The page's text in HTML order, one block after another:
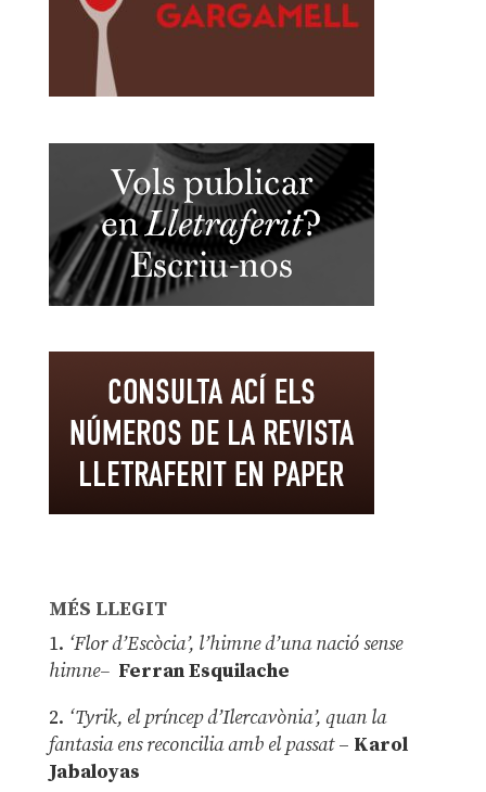
MÉS LLEGIT
1. ‘Flor d’Escòcia’, l’himne d’una nació sense
himne– Ferran Esquilache
2. ‘Tyrik, el príncep d’Ilercavònia’, quan la
fantasia ens reconcilia amb el passat– Karol
Jabaloyas